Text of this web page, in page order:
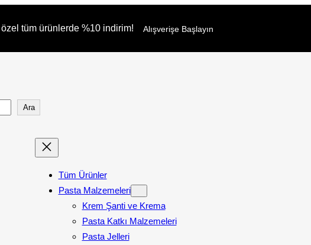
özel tüm ürünlerde %10 indirim! Alışverişe Başlayın
Ara
Tüm Ürünler
Pasta Malzemeleri
Krem Şanti ve Krema
Pasta Katkı Malzemeleri
Pasta Jelleri